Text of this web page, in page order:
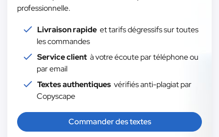
professionnelle.
Livraison rapide et tarifs dégressifs sur toutes
les commandes
Service client à votre écoute par téléphone ou
par email
Textes authentiques vérifiés anti-plagiat par
Copyscape
Commander des textes